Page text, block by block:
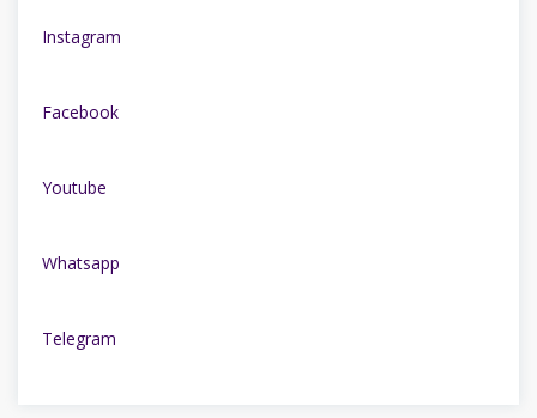
Instagram
Facebook
Youtube
Whatsapp
Telegram